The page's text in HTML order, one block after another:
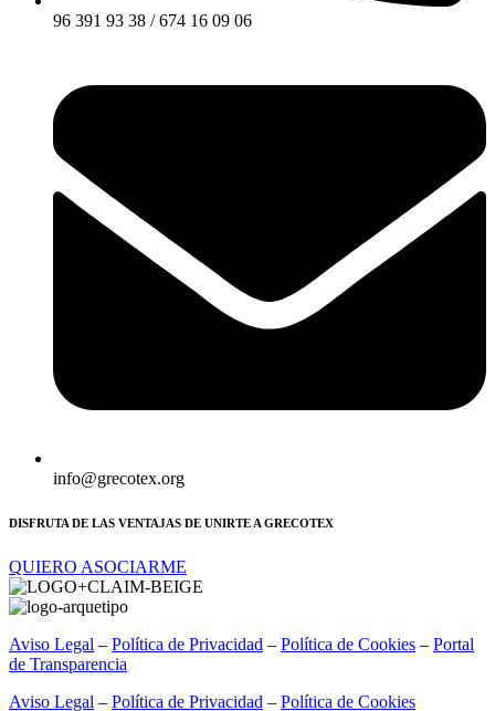
96 391 93 38 / 674 16 09 06
info@grecotex.org
DISFRUTA DE LAS VENTAJAS DE UNIRTE A GRECOTEX
QUIERO ASOCIARME
Aviso Legal – Política de Privacidad – Política de Cookies – Portal
de Transparencia
Aviso Legal – Política de Privacidad – Política de Cookies